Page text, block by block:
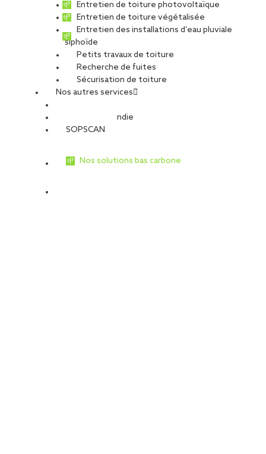
Entretien de toiture photovoltaïque
Entretien de toiture végétalisée
Entretien des installations d’eau pluviale
siphoïde
Petits travaux de toiture
Recherche de fuites
Sécurisation de toiture
Nos autres services
Sécurité Incendie
SOPSCAN
Nos solutions bas carbone